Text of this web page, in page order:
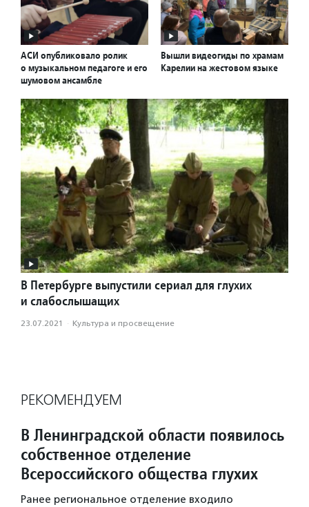
АСИ опубликовало ролик
о музыкальном педагоге и его
шумовом ансамбле
Вышли видеогиды по храмам
Карелии на жестовом языке
В Петербурге выпустили сериал для глухих
и слабослышащих
23.07.2021 · Культура и просвещение
РЕКОМЕНДУЕМ
В Ленинградской области появилось
собственное отделение
Всероссийского общества глухих
Ранее региональное отделение входило